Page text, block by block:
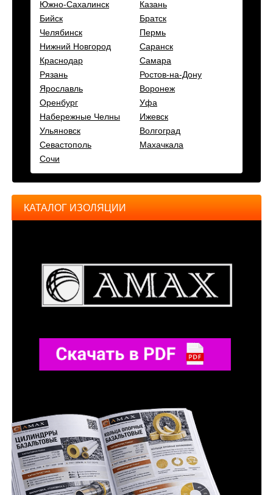
Южно-Сахалинск
Казань
Бийск
Братск
Челябинск
Пермь
Нижний Новгород
Саранск
Краснодар
Самара
Рязань
Ростов-на-Дону
Ярославль
Воронеж
Оренбург
Уфа
Набережные Челны
Ижевск
Ульяновск
Волгоград
Севастополь
Махачкала
Сочи
КАТАЛОГ ИЗОЛЯЦИИ